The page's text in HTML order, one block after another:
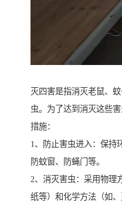
灭四害是指消灭老鼠、
虫。为了达到消灭这些
措施：
1、防止害虫进入：保持
防蚊窗、防蝇门等。
2、消灭害虫：采用物理
纸等）和化学方法（如、